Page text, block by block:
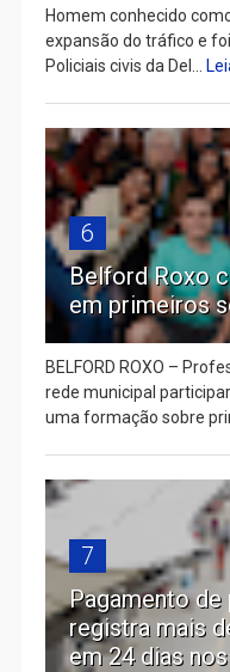
Homem conhecido
expansão do tráfico e
Policiais civis da Del...
6
Belford Roxo
em primeiros
BELFORD ROXO –
rede municipal
uma formação sobre
7
Pagamento de
registra mais
em 24 dias